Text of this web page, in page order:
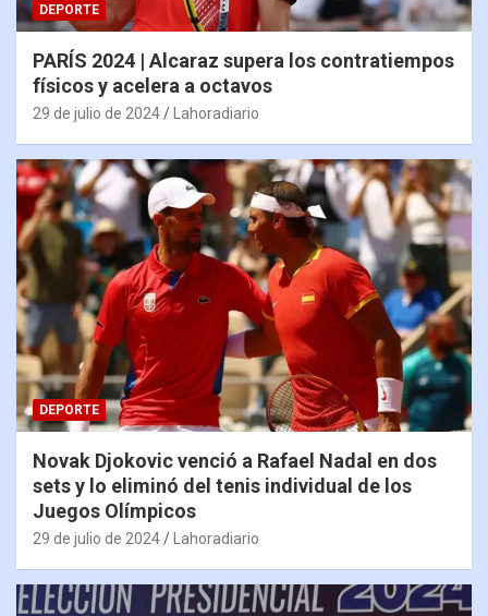
DEPORTE
PARÍS 2024 | Alcaraz supera los contratiempos
físicos y acelera a octavos
29 de julio de 2024 Lahoradiario
DEPORTE
Novak Djokovic venció a Rafael Nadal en dos
sets y lo eliminó del tenis individual de los
Juegos Olímpicos
29 de julio de 2024 Lahoradiario